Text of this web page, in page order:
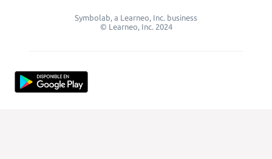
Symbolab, a Learneo, Inc. business
© Learneo, Inc. 2024